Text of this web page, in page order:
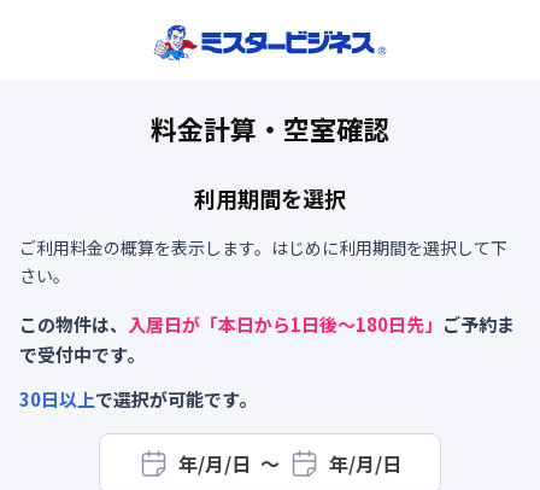
料金計算・空室確認
利用期間を選択
ご利用料金の概算を表示します。はじめに利用期間を選択して下
さい。
この物件は、 入居日が「本日から1日後～180日先」 ご予約ま
で受付中です。
30日以上で選択が可能です。
年/月/日 〜 年/月/日